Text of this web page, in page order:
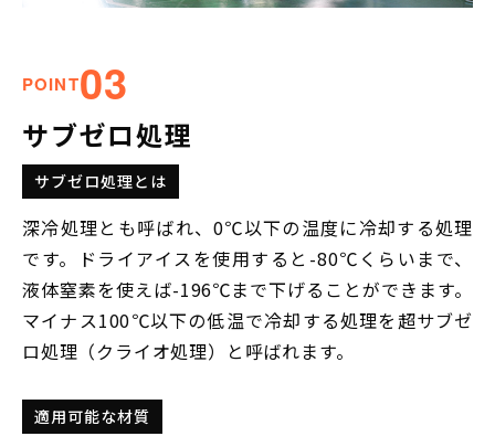
POINT03
サブゼロ処理
サブゼロ処理とは
深冷処理とも呼ばれ、0℃以下の温度に冷却する処理
です。ドライアイスを使用すると-80℃くらいまで、
液体窒素を使えば-196℃まで下げることができます。
マイナス100℃以下の低温で冷却する処理を超サブゼ
ロ処理（クライオ処理）と呼ばれます。
適用可能な材質